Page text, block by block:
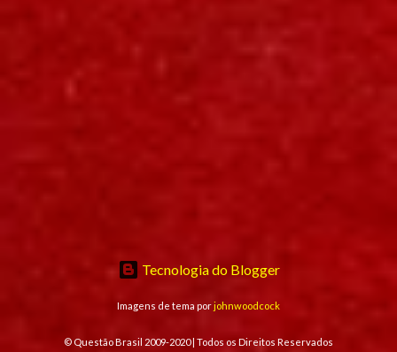
Tecnologia do Blogger
Imagens de tema porjohnwoodcock
© Questão Brasil 2009-2020 | Todos os Direitos Reservados